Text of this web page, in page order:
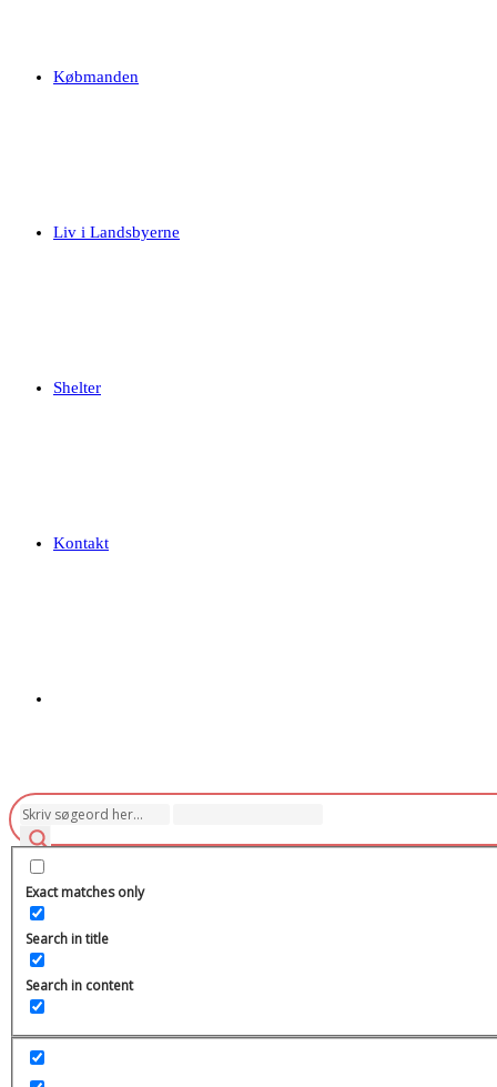
Købmanden
Liv i Landsbyerne
Shelter
Kontakt
website
Exact matches only
Search in title
Search in content